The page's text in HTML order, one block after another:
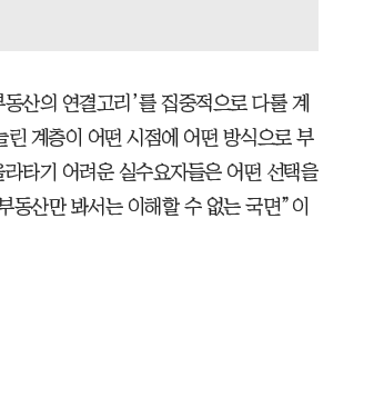
산의 연결고리’를 집중적으로 다룰 계
계층이 어떤 시점에 어떤 방식으로 부
타기 어려운 실수요자들은 어떤 선택을
동산만 봐서는 이해할 수 없는 국면”이